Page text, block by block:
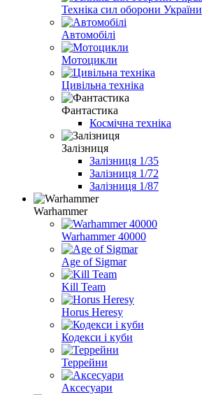
Техніка сил оборони України
Автомобілі
Мотоцикли
Цивільна техніка
Фантастика
Космічна техніка
Залізниця
Залізниця 1/35
Залізниця 1/72
Залізниця 1/87
Warhammer
Warhammer 40000
Age of Sigmar
Kill Team
Horus Heresy
Кодекси і куби
Террейни
Аксесуари